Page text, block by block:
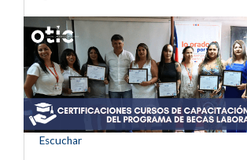
Escuchar